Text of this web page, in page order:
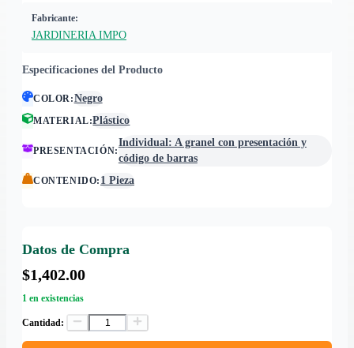
Fabricante:
JARDINERIA IMPO
Especificaciones del Producto
COLOR:Negro
MATERIAL:Plástico
PRESENTACIÓN:
Individual: A granel con presentación y
código de barras
CONTENIDO: 1 Pieza
Datos de Compra
$1,402.00
1 en existencias
Cantidad: